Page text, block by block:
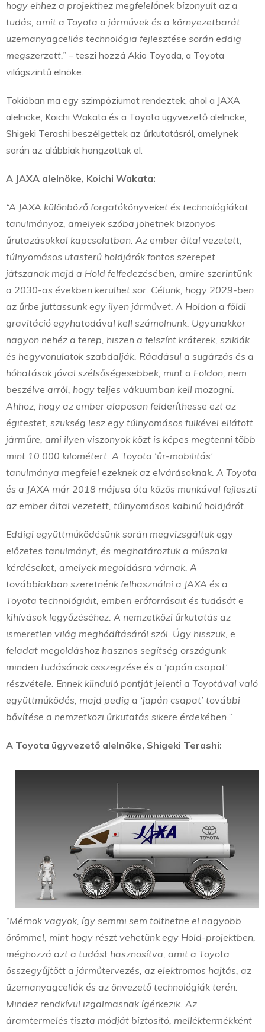
hogy ehhez a projekthez megfelelőnek bizonyult az a
tudás, amit a Toyota a járművek és a környezetbarát
üzemanyagcellás technológia fejlesztése során eddig
megszerzett.” – teszi hozzá Akio Toyoda, a Toyota
világszintű elnöke.
Tokióban ma egy szimpóziumot rendeztek, ahol a JAXA
alelnöke, Koichi Wakata és a Toyota ügyvezető alelnöke,
Shigeki Terashi beszélgettek az űrkutatásról, amelynek
során az alábbiak hangzottak el.
A JAXA alelnöke, Koichi Wakata:
“A JAXA különböző forgatókönyveket és technológiákat
tanulmányoz, amelyek szóba jöhetnek bizonyos
űrutazásokkal kapcsolatban. Az ember által vezetett,
túlnyomásos utasterű holdjárók fontos szerepet
játszanak majd a Hold felfedezésében, amire szerintünk
a 2030-as években kerülhet sor. Célunk, hogy 2029-ben
az űrbe juttassunk egy ilyen járművet. A Holdon a földi
gravitáció egyhatodával kell számolnunk. Ugyanakkor
nagyon nehéz a terep, hiszen a felszínt kráterek, sziklák
és hegyvonulatok szabdalják. Ráadásul a sugárzás és a
hőhatások jóval szélsőségesebbek, mint a Földön, nem
beszélve arról, hogy teljes vákuumban kell mozogni.
Ahhoz, hogy az ember alaposan felderíthesse ezt az
égitestet, szükség lesz egy túlnyomásos fülkével ellátott
járműre, ami ilyen viszonyok közt is képes megtenni több
mint 10.000 kilométert. A Toyota ‘űr-mobilitás’
tanulmánya megfelel ezeknek az elvárásoknak. A Toyota
és a JAXA már 2018 májusa óta közös munkával fejleszti
az ember által vezetett, túlnyomásos kabinú holdjárót.
Eddigi együttműködésünk során megvizsgáltuk egy
előzetes tanulmányt, és meghatároztuk a műszaki
kérdéseket, amelyek megoldásra várnak. A
továbbiakban szeretnénk felhasználni a JAXA és a
Toyota technológiáit, emberi erőforrásait és tudását e
kihívások legyőzéséhez. A nemzetközi űrkutatás az
ismeretlen világ meghódításáról szól. Úgy hisszük, e
feladat megoldáshoz hasznos segítség országunk
minden tudásának összegzése és a ‘japán csapat’
részvétele. Ennek kiinduló pontját jelenti a Toyotával való
együttműködés, majd pedig a ‘japán csapat’ további
bővítése a nemzetközi űrkutatás sikere érdekében.”
A Toyota ügyvezető alelnöke, Shigeki Terashi:
“Mérnök vagyok, így semmi sem tölthetne el nagyobb
örömmel, mint hogy részt vehetünk egy Hold-projektben,
méghozzá azt a tudást hasznosítva, amit a Toyota
összegyűjtött a járműtervezés, az elektromos hajtás, az
üzemanyagcellák és az önvezető technológiák terén.
Mindez rendkívül izgalmasnak ígérkezik. Az
áramtermelés tiszta módját biztosító, melléktermékként